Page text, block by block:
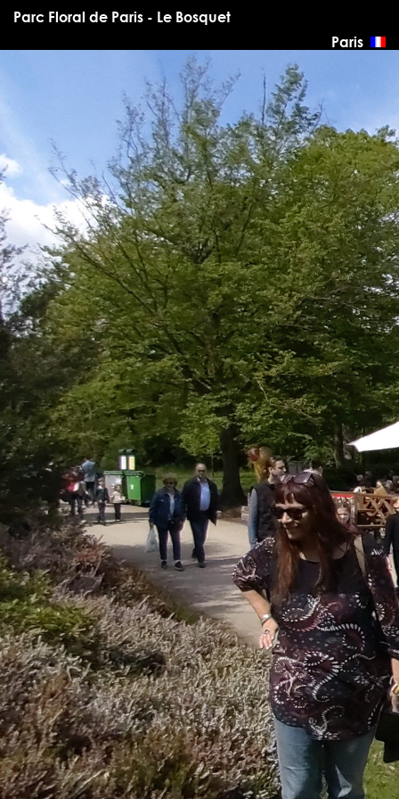
Parc Floral de Paris - Le Bosquet
Paris